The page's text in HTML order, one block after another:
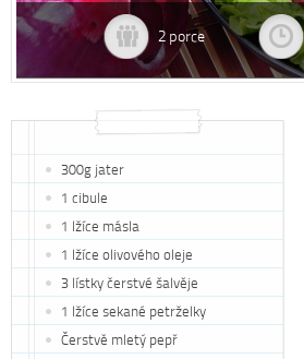
2 porce
300g jater
1 cibule
1 lžíce másla
1 lžíce olivového oleje
3 lístky čerstvé šalvěje
1 lžíce sekané petrželky
Čerstvě mletý pepř